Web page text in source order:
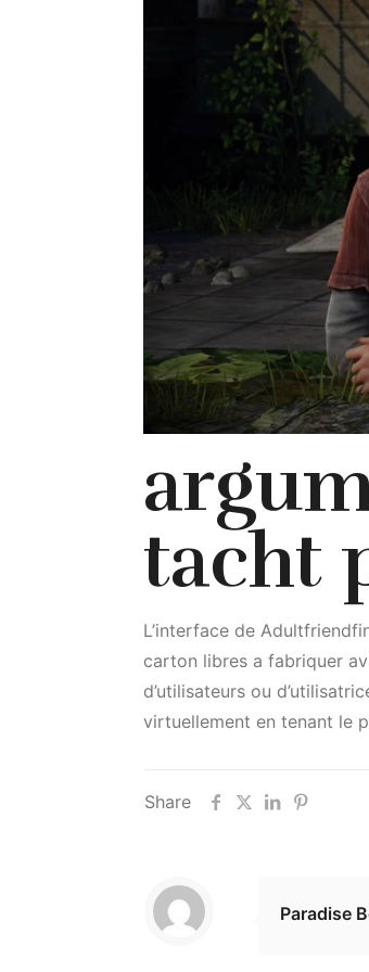
tacht
L’interface de
carton libres a fabriquer
d’utilisateurs ou
virtuellement en tenant le
Share
Paradise